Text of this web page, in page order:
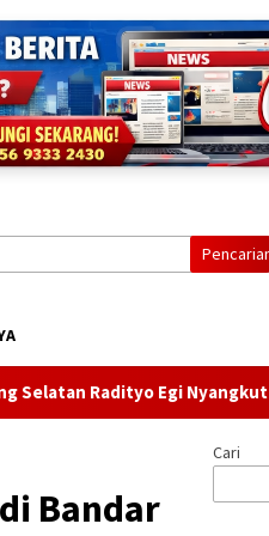
Nyangkut di Jalan Rusak,
Bandar
Cari